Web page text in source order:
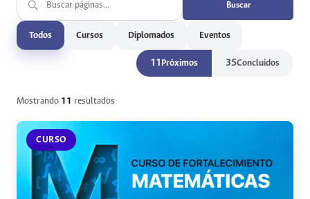
Buscar
Todos Cursos Diplomados Eventos
11 Próximos 35Concluidos
Mostrando 11 resultados
CURSO